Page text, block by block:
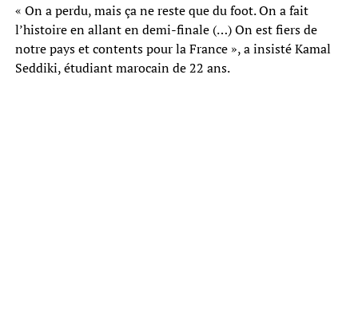
« On a perdu, mais ça ne reste que du foot. On a fait
l’histoire en allant en demi-finale (…) On est fiers de
notre pays et contents pour la France », a insisté Kamal
Seddiki, étudiant marocain de 22 ans.